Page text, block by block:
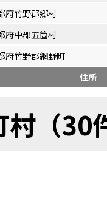
府竹野郡郷村
府中郡五箇村
府竹野郡網野町
住所
村（30